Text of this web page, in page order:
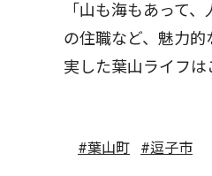
「山も海もあって
の住職など、魅力
実した葉山ライフは
#葉山町 #逗子市